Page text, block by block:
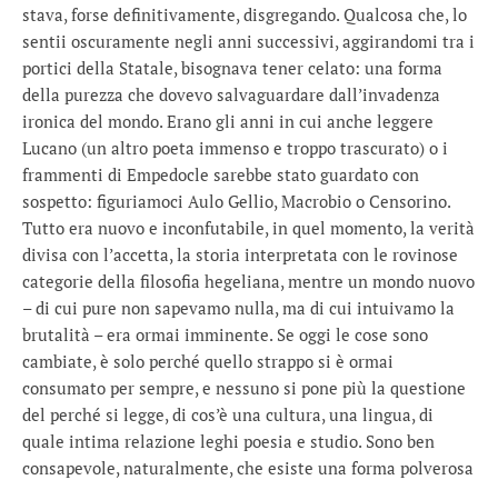
stava, forse definitivamente, disgregando. Qualcosa che, lo
sentii oscuramente negli anni successivi, aggirandomi tra i
portici della Statale, bisognava tener celato: una forma
della purezza che dovevo salvaguardare dall’invadenza
ironica del mondo. Erano gli anni in cui anche leggere
Lucano (un altro poeta immenso e troppo trascurato) o i
frammenti di Empedocle sarebbe stato guardato con
sospetto: figuriamoci Aulo Gellio, Macrobio o Censorino.
Tutto era nuovo e inconfutabile, in quel momento, la verità
divisa con l’accetta, la storia interpretata con le rovinose
categorie della filosofia hegeliana, mentre un mondo nuovo
– di cui pure non sapevamo nulla, ma di cui intuivamo la
brutalità – era ormai imminente. Se oggi le cose sono
cambiate, è solo perché quello strappo si è ormai
consumato per sempre, e nessuno si pone più la questione
del perché si legge, di cos’è una cultura, una lingua, di
quale intima relazione leghi poesia e studio. Sono ben
consapevole, naturalmente, che esiste una forma polverosa